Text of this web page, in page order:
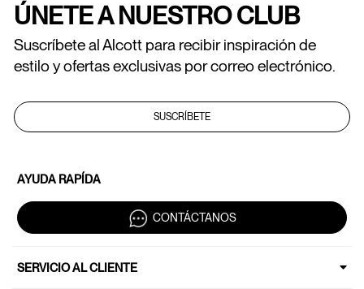
ÚNETE A NUESTRO CLUB
Suscríbete al Alcott para recibir inspiración de
estilo y ofertas exclusivas por correo electrónico.
SUSCRÍBETE
AYUDA RAPÍDA
CONTÁCTANOS
SERVICIO AL CLIENTE